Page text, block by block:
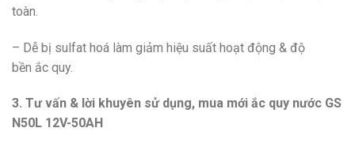
toàn.
– Dễ bị sulfat hoá làm giảm hiệu suất hoạt động & độ
bền ắc quy.
3. Tư vấn & lời khuyên sử dụng, mua mới ắc quy nước GS
N50L 12V-50AH